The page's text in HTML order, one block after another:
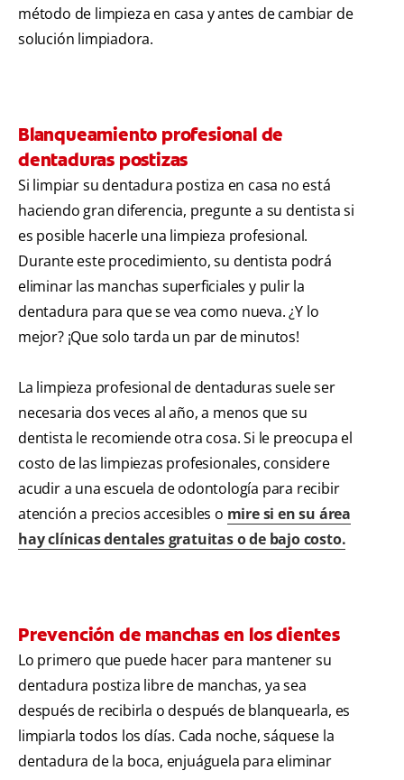
método de limpieza en casa y antes de cambiar de
solución limpiadora.
Blanqueamiento profesional de
dentaduras postizas
Si limpiar su dentadura postiza en casa no está
haciendo gran diferencia, pregunte a su dentista si
es posible hacerle una limpieza profesional.
Durante este procedimiento, su dentista podrá
eliminar las manchas superficiales y pulir la
dentadura para que se vea como nueva. ¿Y lo
mejor? ¡Que solo tarda un par de minutos!
La limpieza profesional de dentaduras suele ser
necesaria dos veces al año, a menos que su
dentista le recomiende otra cosa. Si le preocupa el
costo de las limpiezas profesionales, considere
acudir a una escuela de odontología para recibir
atención a precios accesibles o mire si en su área
hay clínicas dentales gratuitas o de bajo costo.
Prevención de manchas en los dientes
Lo primero que puede hacer para mantener su
dentadura postiza libre de manchas, ya sea
después de recibirla o después de blanquearla, es
limpiarla todos los días. Cada noche, sáquese la
dentadura de la boca, enjuáguela para eliminar